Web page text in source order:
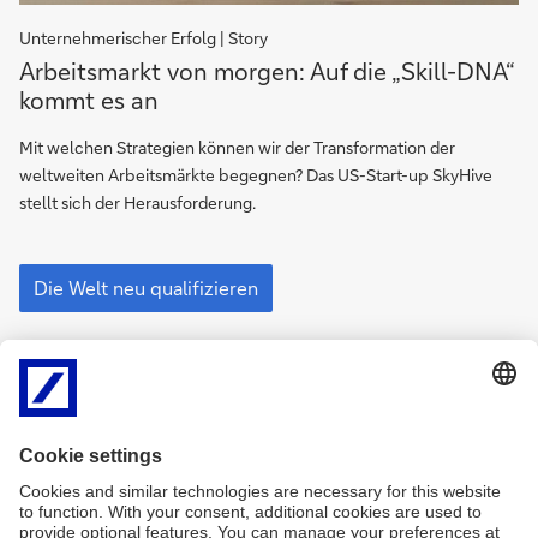
Unternehmerischer Erfolg | Story
Arbeitsmarkt
von
morgen:
Auf
die
„Skill-
kommt
es
an
Arbeitsmarkt von morgen: Auf die „Skill-DNA“
kommt es an
Mit welchen Strategien können wir der Transformation der
weltweiten Arbeitsmärkte begegnen? Das US-Start-up SkyHive
stellt sich der Herausforderung.
Arbeitsmarkt
von
morgen:
Auf
die
„Skill-
DNA“
es
an
Die Welt neu qualifizieren
Impressum
Information zur Barrierefreiheit
Kontakt
Cookies